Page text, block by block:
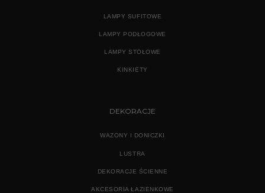
LAMPY SUFITOWE
LAMPY PODŁOGOWE
LAMPY STOŁOWE
KINKIETY
DEKORACJE
WAZONY I DONICZKI
LUSTRA
DEKORACJE ŚCIENNE
AKCESORIA ŁAZIENKOWE